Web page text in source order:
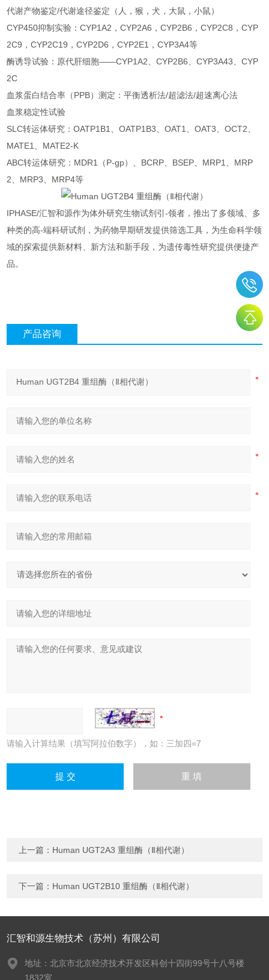
代谢产物鉴定/代谢途径鉴定（人，猴，犬，大鼠，小鼠）
CYP450抑制实验：CYP1A2，CYP2A6，CYP2B6，CYP2C8，CYP
2C9，CYP2C19，CYP2D6，CYP2E1，CYP3A4等
酶诱导试验：原代肝细胞——CYP1A2、CYP2B6、CYP3A43、CYP
2C
血浆蛋白结合率（PPB）测定：平衡透析法/超滤法/超速离心法
血浆稳定性试验
SLC转运体研究：OATP1B1、OATP1B3、OAT1、OAT3、OCT2、
MATE1、MATE2-K
ABC转运体研究：MDR1（P-gp）、BCRP、BSEP、MRP1、MRP
2、MRP3、MRP4等
IPHASE/汇智和源作为体外研究生物试剂引-领者，推出了多领域、多
种类的高-端科研试剂，为药物早期研发提供筛选工具，为生命科学领
域的探索提供新材料、新方法和新手段，为遗传毒性研究提供便捷产
品。
产品咨询
请输入计算结果（填写阿拉伯数字），如：三加四=7
上一篇： Human UGT2A3 重组酶（Ⅱ相代谢）
下一篇： Human UGT2B10 重组酶（Ⅱ相代谢）
汇智和源生物技术（苏州）有限公司
地址：北京市北京经济技术开发区科创十四街99号十八号楼
1832室